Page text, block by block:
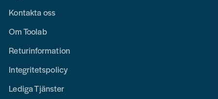
Kontakta oss
Om Toolab
Returinformation
Integritetspolicy
Lediga Tjänster